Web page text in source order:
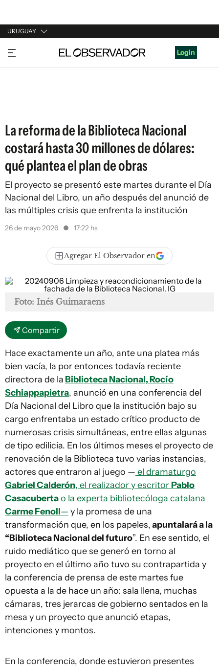
URUGUAY
URUGUAY
ARGENTINA
Login
La reforma de la Biblioteca Nacional
costará hasta 30 millones de dólares:
qué plantea el plan de obras
El proyecto se presentó este martes durante el Día
Nacional del Libro, un año después del anunció de
las múltiples crisis que enfrenta la institución
26 de mayo 2026 17:22 hs
Agregar El Observador en
Foto: Inés Guimaraens
Compartir
Hace exactamente un año, ante una platea más
bien vacía, la por entonces todavía reciente
directora de laBiblioteca Nacional, Rocío
Schiappapietra, anunció en una conferencia del
Día Nacional del Libro que la institución bajo su
cargo enfrentaba un estado crítico producto de
numerosas crisis simultáneas, entre ellas algunas
de tipo edilicia. En los últimos meses el proyecto de
renovación de la Biblioteca tuvo varias instancias,
actores que entraron al juego — el dramaturgo
Gabriel Calderón, el realizador y escritorPablo
Casacubertao la experta bibliotecóloga catalana
Carme Fenoll— y la promesa de una
transformación que, en los papeles,apuntalará a la
“Biblioteca Nacional del futuro”. En ese sentido, el
ruido mediático que se generó en torno al
proyecto en el último año tuvo su contrapartida y
la conferencia de prensa de este martes fue
opuesta a la de hace un año: sala llena, muchas
cámaras, tres jerarcas de gobierno sentados en la
mesa y un proyecto que anunció etapas,
intenciones y montos.
En la conferencia, donde estuvieron presentes